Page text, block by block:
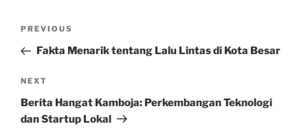
Previous
Post
PREVIOUS
Fakta Menarik tentang Lalu Lintas di Kota Besar
Next
Post
NEXT
Berita Hangat Kamboja: Perkembangan Teknologi
dan Startup Lokal